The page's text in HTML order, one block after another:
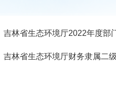
吉林省生态环境厅2022年度部
吉林省生态环境厅财务隶属二